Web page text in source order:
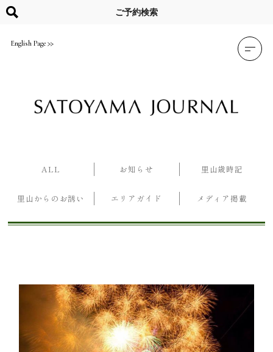
content
English Page
ご予約検索
ALL お知らせ 里山歳時記
里山からのお誘い エリアガイド メディア掲載